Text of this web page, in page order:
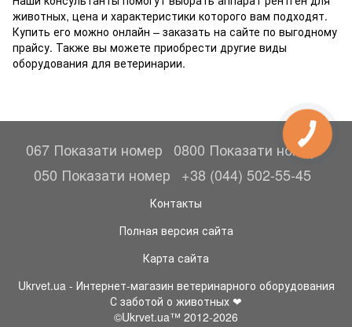
животных, цена и характеристики которого вам подходят.
Купить его можно онлайн – заказать на сайте по выгодному
прайсу. Также вы можете приобрести другие виды
оборудования для ветеринарии.
067 Показати номер
0800 Показати номер
050 Показати номер
+38 (044) 502-55-45
Контакты
Полная версия сайта
Карта сайта
Ukrvet.ua - Интернет-магазин ветеринарного оборудования
С заботой о животных ❤
©Ukrvet.ua™ 2012-2026